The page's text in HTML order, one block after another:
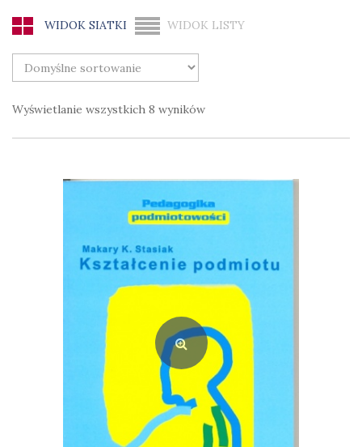
WIDOK SIATKI WIDOK LISTY
Wyświetlanie wszystkich 8 wyników